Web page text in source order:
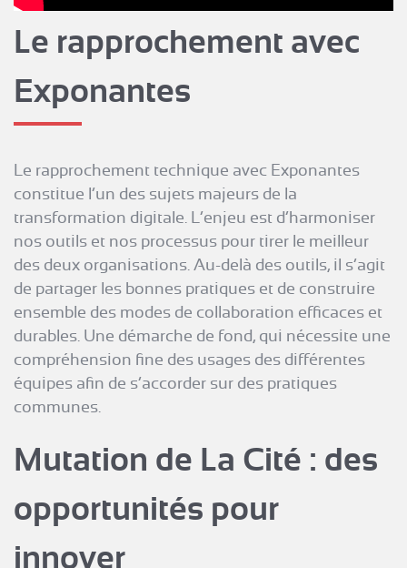
Le rapprochement avec
Exponantes
Le rapprochement technique avec Exponantes
constitue l’un des sujets majeurs de la
transformation digitale. L’enjeu est d’harmoniser
nos outils et nos processus pour tirer le meilleur
des deux organisations. Au-delà des outils, il s’agit
de partager les bonnes pratiques et de construire
ensemble des modes de collaboration efficaces et
durables. Une démarche de fond, qui nécessite une
compréhension fine des usages des différentes
équipes afin de s’accorder sur des pratiques
communes.
Mutation de La Cité : des
opportunités pour
innover